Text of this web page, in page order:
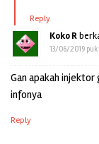
Reply
Koko R
13/06/2019
Gan apakah injektor
infonya
Reply